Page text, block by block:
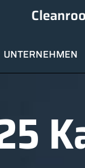
UNTERNEHMEN